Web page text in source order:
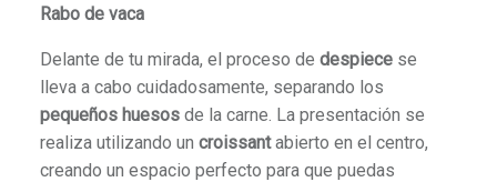
Rabo de vaca
Delante de tu mirada, el proceso de despiecese
lleva a cabo cuidadosamente, separando los
pequeños huesosde la carne. La presentación se
realiza utilizando un croissantabierto en el centro,
creando un espacio perfecto para que puedas